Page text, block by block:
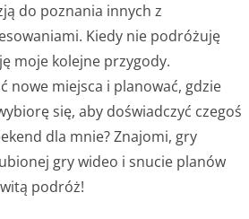
do poznania innych z
Kiedy nie podróżuję
moje kolejne przygody.
nowe miejsca i planować, gdzie
się, aby doświadczyć czegoś
dla mnie? Znajomi, gry
gry wideo i snucie planów
podróż!